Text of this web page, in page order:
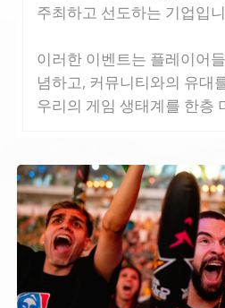
주최하고 선도하는 기업입
이러한 이벤트는 플레이어
념하고, 커뮤니티와의 유대
우리의 게임 생태계를 한층